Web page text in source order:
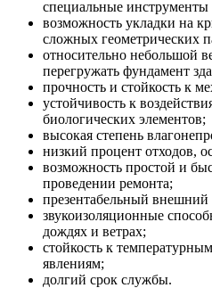
специальные инструменты
возможность укладки на
сложных геометрических
относительно небольшой
перегружать фундамент
прочность и стойкость к
устойчивость к
биологических элементов;
высокая степень
низкий процент отходов,
возможность простой и
проведении ремонта;
презентабельный внешний
звукоизоляционные
дождях и ветрах;
стойкость к
явлениям;
долгий срок службы.